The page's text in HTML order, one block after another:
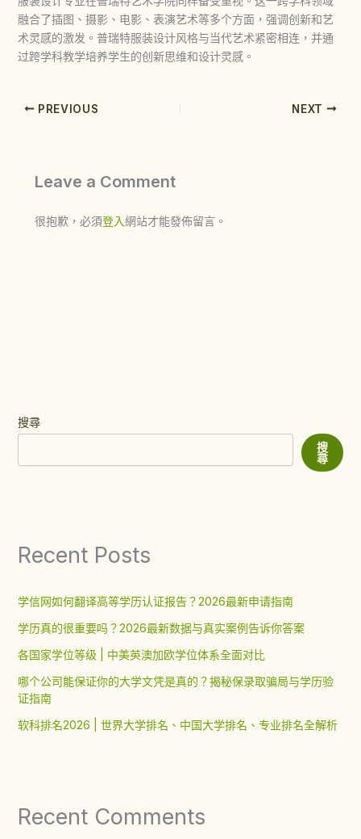
融合了插图、摄影、电影、表演艺术等多个方面，强调创新和艺
术灵感的激发。普瑞特服装设计风格与当代艺术紧密相连，并通
过跨学科教学培养学生的创新思维和设计灵感。
PREVIOUS NEXT
Leave a Comment
很抱歉，必須登入網站才能發佈留言。
搜尋
搜
尋
Recent Posts
学信网如何翻译高等学历认证报告？2026最新申请指南
学历真的很重要吗？2026最新数据与真实案例告诉你答案
各国家学位等级 | 中美英澳加欧学位体系全面对比
哪个公司能保证你的大学文凭是真的？揭秘保录取骗局与学历验
证指南
软科排名2026 | 世界大学排名、中国大学排名、专业排名全解析
Recent Comments